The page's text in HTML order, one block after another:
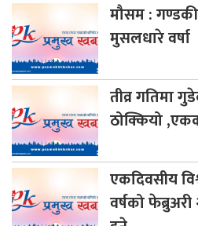
मौसम:
मुसलधारे वर्षा
तीव्रगतिमा
ठोक्कियो
एकदिवसीय
वर्षको